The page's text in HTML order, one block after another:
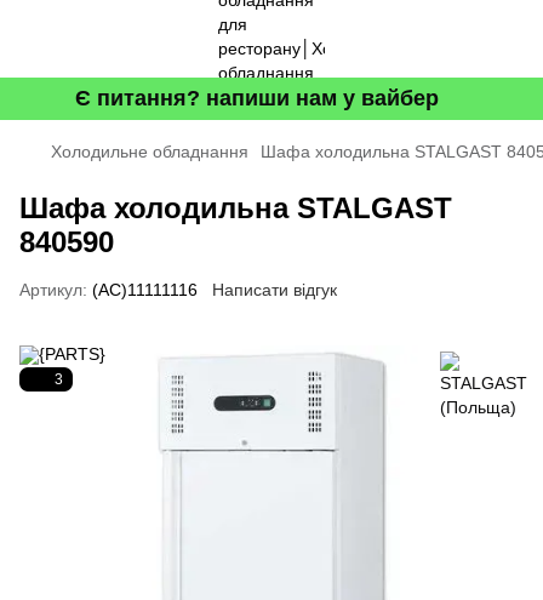
Є питання? напиши нам у вайбер
Холодильне обладнання Шафа холодильна STALGAST
Шафа холодильна STALGAST
840590
Артикул: (AC)11111116 Написати відгук
3